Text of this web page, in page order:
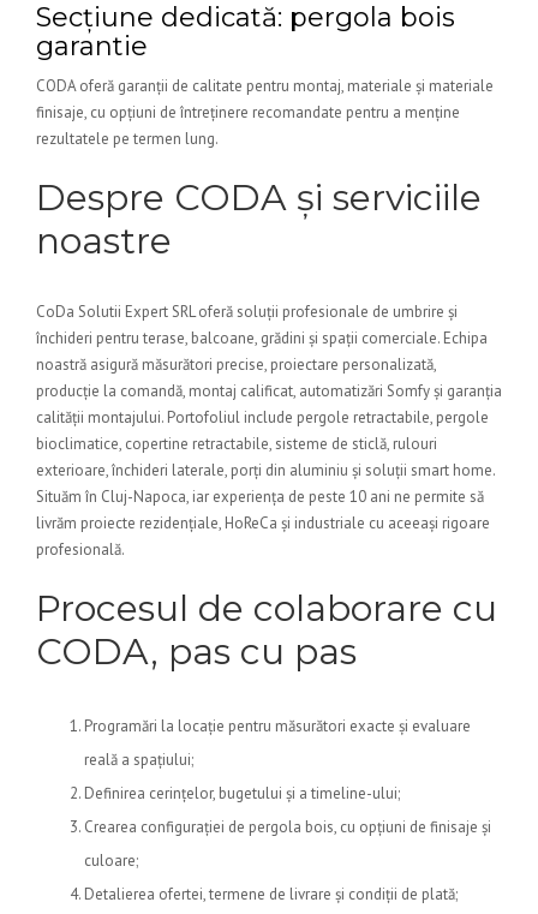
Secțiune dedicată: pergola bois
garantie
CODA oferă garanții de calitate pentru montaj, materiale și materiale
finisaje, cu opțiuni de întreținere recomandate pentru a menține
rezultatele pe termen lung.
Despre CODA și serviciile
noastre
CoDa Solutii Expert SRL oferă soluții profesionale de umbrire și
închideri pentru terase, balcoane, grădini și spații comerciale. Echipa
noastră asigură măsurători precise, proiectare personalizată,
producție la comandă, montaj calificat, automatizări Somfy și garanția
calității montajului. Portofoliul include pergole retractabile, pergole
bioclimatice, copertine retractabile, sisteme de sticlă, rulouri
exterioare, închideri laterale, porți din aluminiu și soluții smart home.
Situăm în Cluj-Napoca, iar experiența de peste 10 ani ne permite să
livrăm proiecte rezidențiale, HoReCa și industriale cu aceeași rigoare
profesională.
Procesul de colaborare cu
CODA, pas cu pas
Programări la locație pentru măsurători exacte și evaluare
reală a spațiului;
Definirea cerințelor, bugetului și a timeline-ului;
Crearea configurației de pergola bois, cu opțiuni de finisaje și
culoare;
Detalierea ofertei, termene de livrare și condiții de plată;